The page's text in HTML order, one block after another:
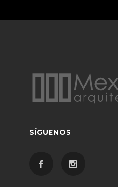
SÍGUENOS